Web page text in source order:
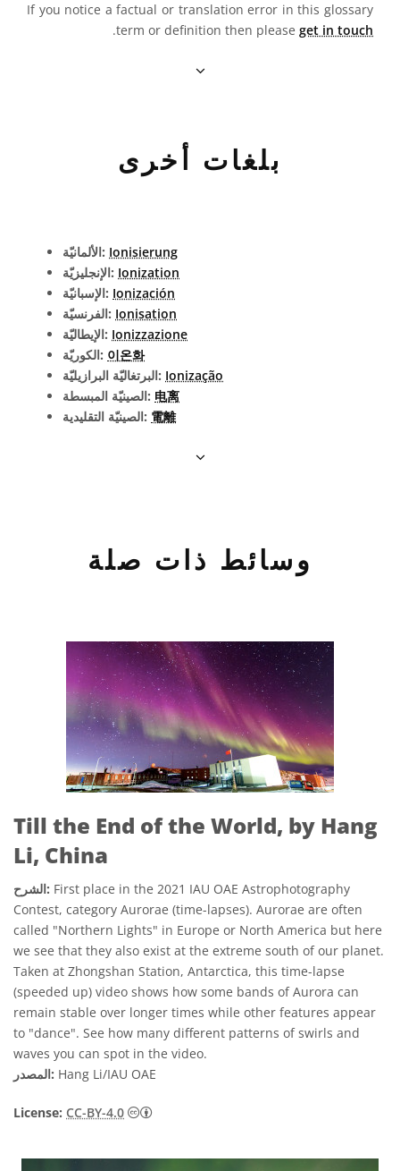
If you notice a factual or translation error in this glossary
term or definition then please get in touch
.
بلغات أخرى
الألمانيّة: Ionisierung
الإنجليزيّة: Ionization
الإسبانيّة: Ionización
الفرنسيّة: Ionisation
الإيطاليّة: Ionizzazione
الكوريّة: 이온화
البرتغاليّة البرازيليّة: Ionização
الصينيّة المبسطة: 电离
الصينيّة التقليدية: 電離
وسائط ذات صلة
Till the End of the World, by Hang
Li, China
الشرح: First place in the 2021 IAU OAE Astrophotography
Contest, category Aurorae (time-lapses). Aurorae are often
called "Northern Lights" in Europe or North America but here
we see that they also exist at the extreme south of our planet.
Taken at Zhongshan Station, Antarctica, this time-lapse
(speeded up) video shows how some bands of Aurora can
remain stable over longer times while other features appear
to "dance". See how many different patterns of swirls and
waves you can spot in the video.
المصدر: Hang Li/IAU OAE
License: CC-BY-4.0